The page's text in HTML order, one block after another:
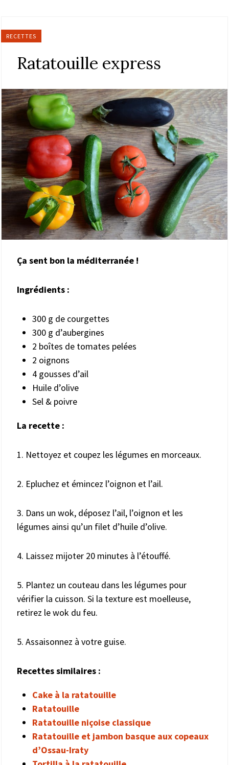
RECETTES
Ratatouille express
Ça sent bon la méditerranée !
Ingrédients :
300 g de courgettes
300 g d’aubergines
2 boîtes de tomates pelées
2 oignons
4 gousses d’ail
Huile d’olive
Sel & poivre
La recette :
1. Nettoyez et coupez les légumes en morceaux.
2. Epluchez et émincez l’oignon et l’ail.
3. Dans un wok, déposez l’ail, l’oignon et les
légumes ainsi qu’un filet d’huile d’olive.
4. Laissez mijoter 20 minutes à l’étouffé.
5. Plantez un couteau dans les légumes pour
vérifier la cuisson. Si la texture est moelleuse,
retirez le wok du feu.
5. Assaisonnez à votre guise.
Recettes similaires :
Cake à la ratatouille
Ratatouille
Ratatouille niçoise classique
Ratatouille et jambon basque aux copeaux
d’Ossau-Iraty